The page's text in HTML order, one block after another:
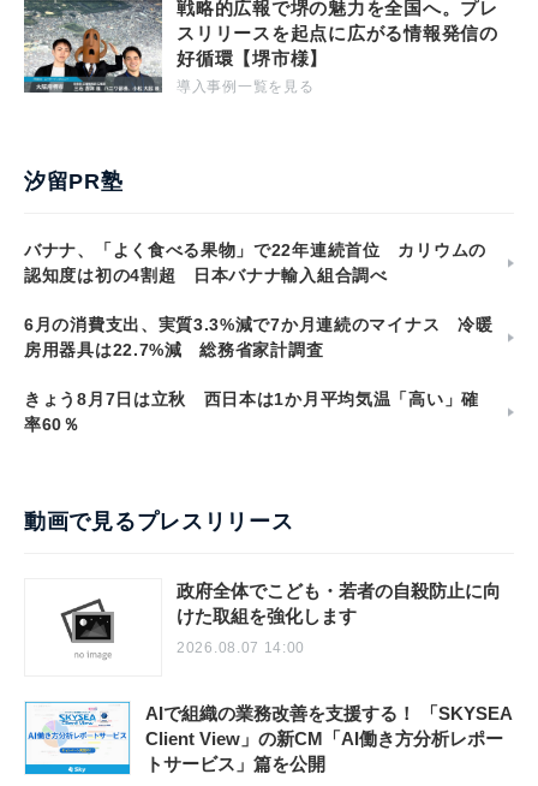
戦略的広報で堺の魅力を全国へ。プレ
スリリースを起点に広がる情報発信の
好循環【堺市様】
導入事例一覧を見る
汐留PR塾
バナナ、「よく食べる果物」で22年連続首位 カリウムの
認知度は初の4割超 日本バナナ輸入組合調べ
6月の消費支出、実質3.3%減で7か月連続のマイナス 冷暖
房用器具は22.7%減 総務省家計調査
きょう8月7日は立秋 西日本は1か月平均気温「高い」確
率60％
動画で見るプレスリリース
政府全体でこども・若者の自殺防止に向
けた取組を強化します
2026.08.07 14:00
AIで組織の業務改善を支援する！ 「SKYSEA
Client View」の新CM「AI働き方分析レポー
トサービス」篇を公開